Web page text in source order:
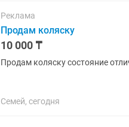
Реклама
Продам коляску
10 000 ₸
Продам коляску состояние
Семей, сегодня